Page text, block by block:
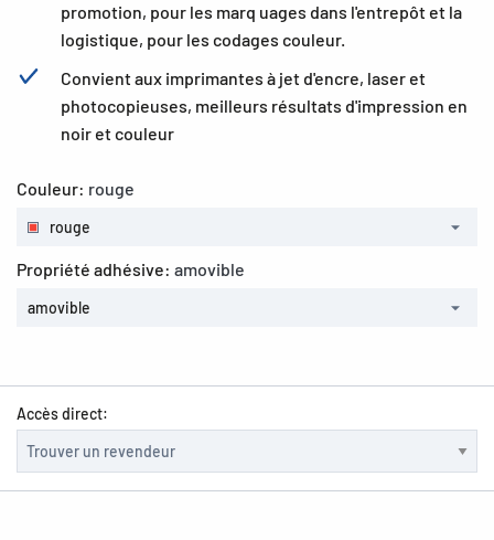
promotion, pour les marq uages dans l'entrepôt et la
logistique, pour les codages couleur.
Convient aux imprimantes à jet d'encre, laser et
photocopieuses, meilleurs résultats d'impression en
noir et couleur
Couleur: rouge
rouge
Propriété adhésive: amovible
amovible
Accès direct: